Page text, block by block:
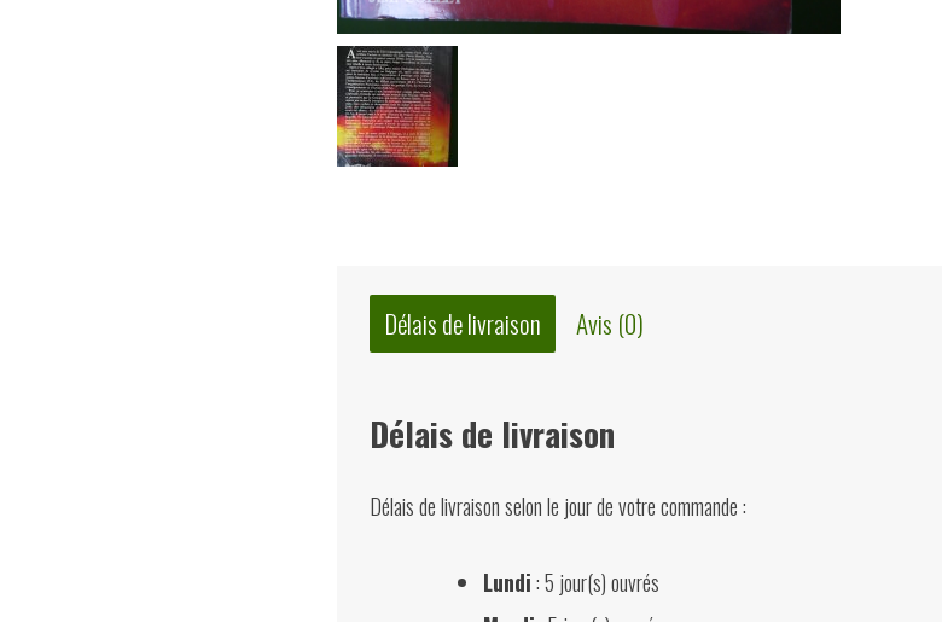
Délais de livraison Avis (0)
Délais de livraison
Délais de livraison selon le jour de votre commande :
Lundi: 5 jour(s) ouvrés